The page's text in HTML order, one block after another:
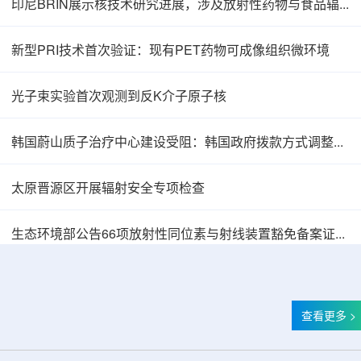
Oklo格罗夫斯同位素试验反应堆实现首次临界
印尼BRIN展示核技术研究进展，涉及放射性药物与食品辐照应用
新型PRI技术首次验证：现有PET药物可成像组织微环境
光子束实验首次观测到反K介子原子核
韩国蔚山质子治疗中心建设受阻：韩国政府拨款方式调整影响项目推进
太原晋源区开展辐射安全专项检查
生态环境部公告66项放射性同位素与射线装置豁免备案证明文件
查看更多 >